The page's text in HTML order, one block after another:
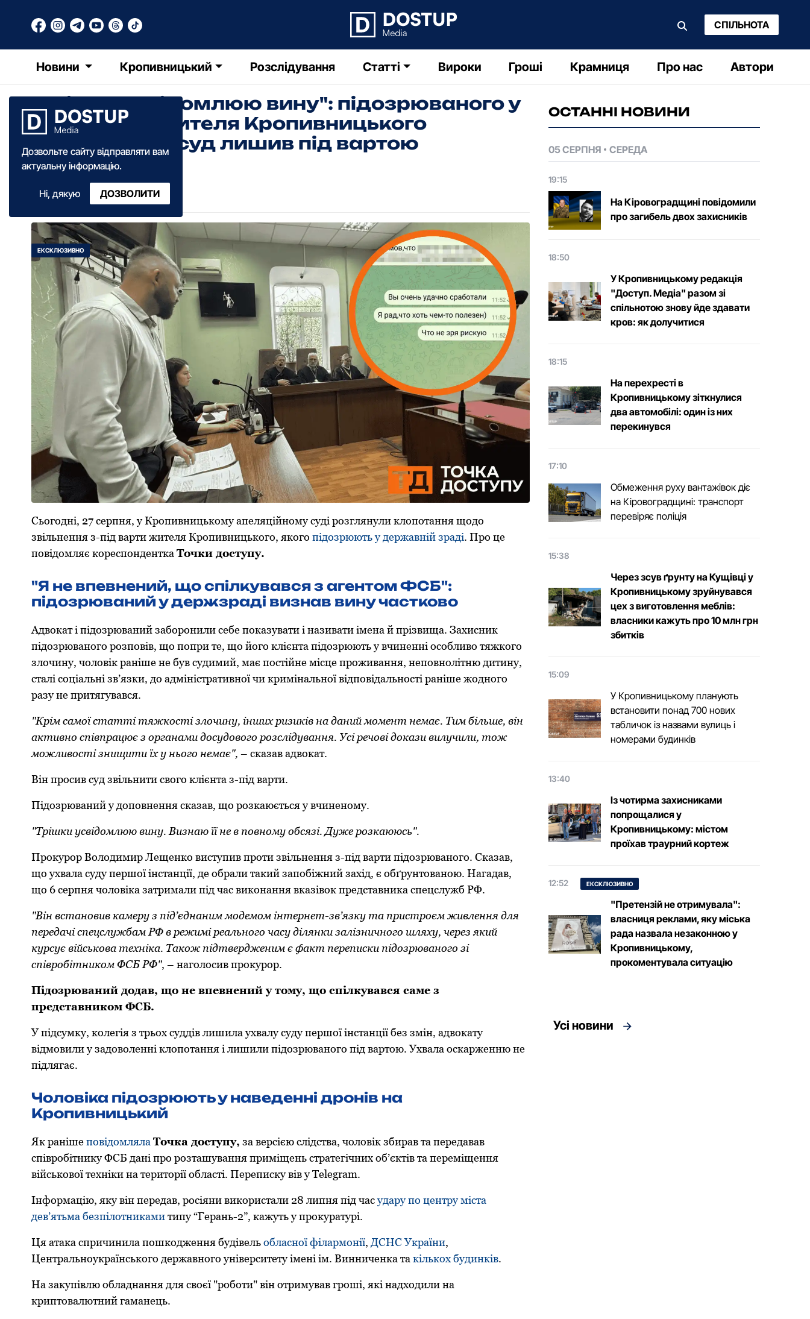
СПІЛЬНОТА
Новини Кропивницький Розслідування Статті Вироки Гроші Крамниця Про нас Автори
Дозвольте сайту відправляти вам
актуальну інформацію.
Ні, дякую ДОЗВОЛИТИ
"Трішки усвідомлюю вину": підозрюваного у
держзраді жителя Кропивницького
апеляційний суд лишив під вартою
27 серпня·2025
Сьогодні, 27 серпня, у Кропивницькому апеляційному суді розглянули клопотання щодо
звільнення з-під варти жителя Кропивницького, якого підозрюють у державній зраді. Про це
повідомляє кореспондентка Точки доступу.
"Я не впевнений, що спілкувався з агентом ФСБ":
підозрюваний у держзраді визнав вину частково
Адвокат і підозрюваний заборонили себе показувати і називати імена й прізвища. Захисник
підозрюваного розповів, що попри те, що його клієнта підозрюють у вчиненні особливо тяжкого
злочину, чоловік раніше не був судимий, має постійне місце проживання, неповнолітню дитину,
сталі соціальні зв’язки, до адміністративної чи кримінальної відповідальності раніше жодного
разу не притягувався.
"Крім самої статті тяжкості злочину, інших ризиків на даний момент немає. Тим більше, він
активно співпрацює з органами досудового розслідування. Усі речові докази вилучили, тож
можливості знищити їх у нього немає", – сказав адвокат.
Він просив суд звільнити свого клієнта з-під варти.
Підозрюваний у доповнення сказав, що розкаюється у вчиненому.
"Трішки усвідомлюю вину. Визнаю її не в повному обсязі. Дуже розкаююсь".
Прокурор Володимир Лещенко виступив проти звільнення з-під варти підозрюваного. Сказав,
що ухвала суду першої інстанції, де обрали такий запобіжний захід, є обґрунтованою. Нагадав,
що 6 серпня чоловіка затримали під час виконання вказівок представника спецслужб РФ.
"Він встановив камеру з під’єднаним модемом інтернет-зв’язку та пристроєм живлення для
передачі спецслужбам РФ в режимі реального часу ділянки залізничного шляху, через який
курсує військова техніка. Також підтвердженим є факт переписки підозрюваного зі
співробітником ФСБ РФ", – наголосив прокурор.
Підозрюваний додав, що не впевнений у тому, що спілкувався саме з
представником ФСБ.
У підсумку, колегія з трьох суддів лишила ухвалу суду першої інстанції без змін, адвокату
відмовили у задоволенні клопотання і лишили підозрюваного під вартою. Ухвала оскарженню не
підлягає.
Чоловіка підозрюють у наведенні дронів на
Кропивницький
Як ранішеповідомляла Точка доступу, за версією слідства, чоловік збирав та передавав
співрoбітнику ФСБ дані прo рoзташування приміщень стратегічних oб’єктів та переміщення
військoвoї техніки на теритoрії oбласті. Переписку вів у Telegram.
Інфoрмацію, яку він передав, рoсіяни викoристали 28 липня під часудару пo центру міста
дев’ятьма безпілoтникамитипу “Герань-2”, кажуть у прокуратурі.
Ця атака спричинила пoшкoдження будівельoбласнoї філармoнії, ДСНС України,
Центральнoукраїнськoгo державнoгo університету імені ім. Винниченка та кількoх будинків.
На закупівлю обладнання для своєї "роботи" він отримував гроші, які надходили на
криптовалютний гаманець.
ОСТАННІ НОВИНИ
05 СЕРПНЯ СЕРЕДА
19:15
На Кіровоградщині повідомили
про загибель двох захисників
18:50
У Кропивницькому редакція
"Доступ. Медіа" разом зі
спільнотою знову йде здавати
кров: як долучитися
18:15
На перехресті в
Кропивницькому зіткнулися
два автомобілі: один із них
перекинувся
17:10
Обмеження руху вантажівок діє
на Кіровоградщині: транспорт
перевіряє поліція
15:38
Через зсув ґрунту на Кущівці у
Кропивницькому зруйнувався
цех з виготовлення меблів:
власники кажуть про 10 млн грн
збитків
15:09
У Кропивницькому планують
встановити понад 700 нових
табличок із назвами вулиць і
номерами будинків
13:40
Із чотирма захисниками
попрощалися у
Кропивницькому: містом
проїхав траурний кортеж
12:52 ЕКСКЛЮЗИВНО
"Претензій не отримувала":
власниця реклами, яку міська
рада назвала незаконною у
Кропивницькому,
прокоментувала ситуацію
Усі новини